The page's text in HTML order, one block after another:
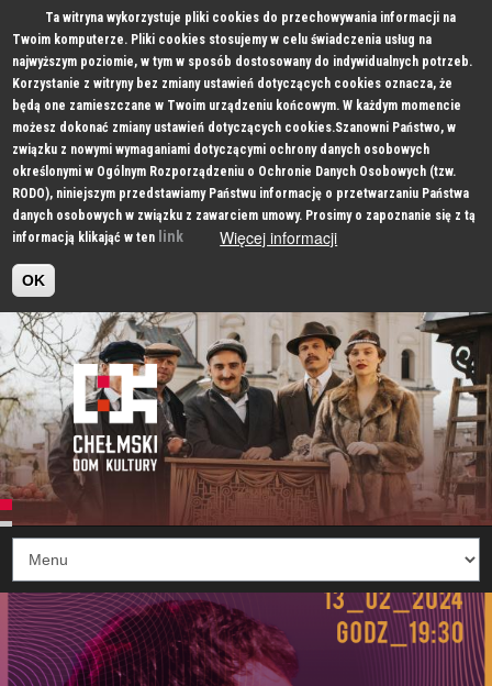
Ta witryna wykorzystuje pliki cookies do przechowywania informacji na
Twoim komputerze. Pliki cookies stosujemy w celu świadczenia usług na
najwyższym poziomie, w tym w sposób dostosowany do indywidualnych potrzeb.
Korzystanie z witryny bez zmiany ustawień dotyczących cookies oznacza, że
będą one zamieszczane w Twoim urządzeniu końcowym. W każdym momencie
możesz dokonać zmiany ustawień dotyczących cookies.Szanowni Państwo, w
związku z nowymi wymaganiami dotyczącymi ochrony danych osobowych
określonymi w Ogólnym Rozporządzeniu o Ochronie Danych Osobowych (tzw.
RODO), niniejszym przedstawiamy Państwu informację o przetwarzaniu Państwa
danych osobowych w związku z zawarciem umowy. Prosimy o zapoznanie się z tą
informacją klikająć w ten link Więcej informacji
OK